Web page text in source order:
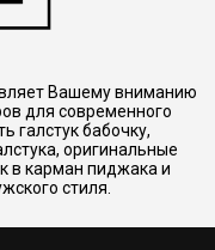
Вашему вниманию
для современного
галстук бабочку,
оригинальные
в карман пиджака и
стиля.